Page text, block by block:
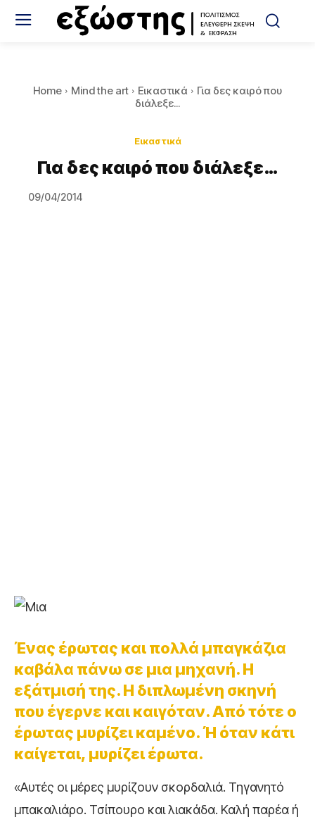
Home Mind the art Εικαστικά
Για δες καιρό που
διάλεξε...
Εικαστικά
Για δες καιρό που διάλεξε…
09/04/2014
Ένας έρωτας και πολλά μπαγκάζια
καβάλα πάνω σε μια μηχανή. Η
εξάτμισή της. Η διπλωμένη σκηνή
που έγερνε και καιγόταν. Από τότε ο
έρωτας μυρίζει καμένο. Ή όταν κάτι
καίγεται, μυρίζει έρωτα.
«Αυτές οι μέρες μυρίζουν σκορδαλιά. Τηγανητό
μπακαλιάρο. Τσίπουρο και λιακάδα. Καλή παρέα ή